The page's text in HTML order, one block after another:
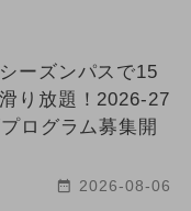
ーズンパスで15
り放題！2026-27
ログラム募集開
2026-08-06